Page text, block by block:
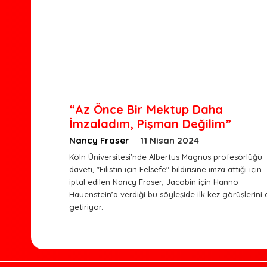
“Az Önce Bir Mektup Daha
İmzaladım, Pişman Değilim”
Nancy Fraser - 11 Nisan 2024
Köln Üniversitesi'nde Albertus Magnus profesörlüğü
daveti, "Filistin için Felsefe" bildirisine imza attığı için
iptal edilen Nancy Fraser, Jacobin için Hanno
Hauenstein’a verdiği bu söyleşide ilk kez görüşlerini
getiriyor.